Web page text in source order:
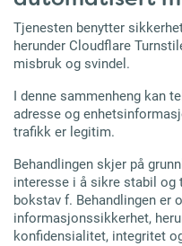
Tjenesten benytter
herunder Cloudflare
misbruk og svindel.
I denne sammenheng kan
adresse og
trafikk er legitim.
Behandlingen skjer på
interesse i å sikre stabil og
bokstav f. Behandlingen er
informasjonssikkerhet,
konfidensialitet, integritet